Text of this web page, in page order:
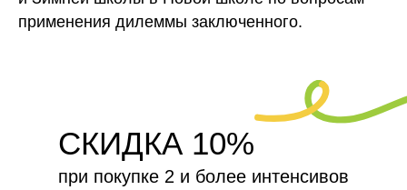
применения дилеммы заключенного.
СКИДКА 10%
при покупке 2 и более интенсивов